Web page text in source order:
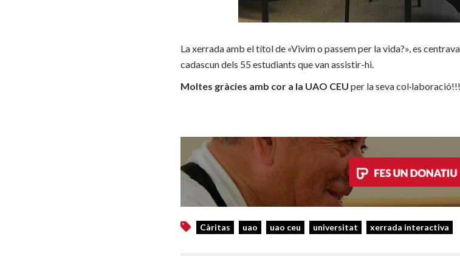
La xerrada amb el títol de «Vivim o passem per la vida?», es
cadascun dels 55 estudiants que van assistir-hi.
Moltes gràcies amb cor a la UAO CEU per la seva col·laboració!!!
Càritas uao uao ceu universitat xerrada interactiva